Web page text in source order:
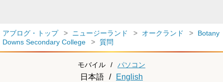
アブログ・トップ ニュージーランド オークランド
Botany
Downs Secondary College
質問
モバイル / パソコン
日本語 / English